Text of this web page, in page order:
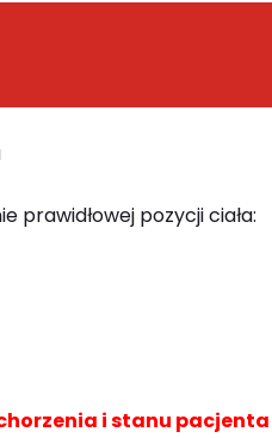
prawidłowej pozycji ciała:
i stanu